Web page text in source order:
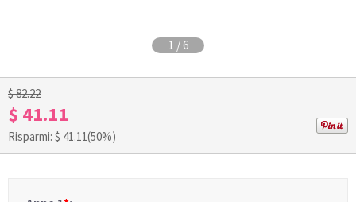
1 / 6
$ 82.22
$ 41.11
Risparmi: $ 41.11(50%)